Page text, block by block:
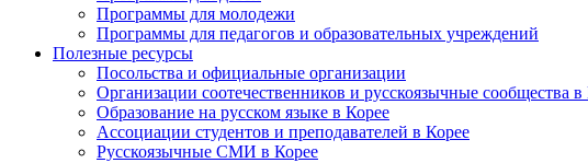
Программы для молодежи
Программы для педагогов и образовательных учреждений
Полезные ресурсы
Посольства и официальные организации
Организации соотечественников и русскоязычные сообщества в
Образование на русском языке в Корее
Ассоциации студентов и преподавателей в Корее
Русскоязычные СМИ в Корее